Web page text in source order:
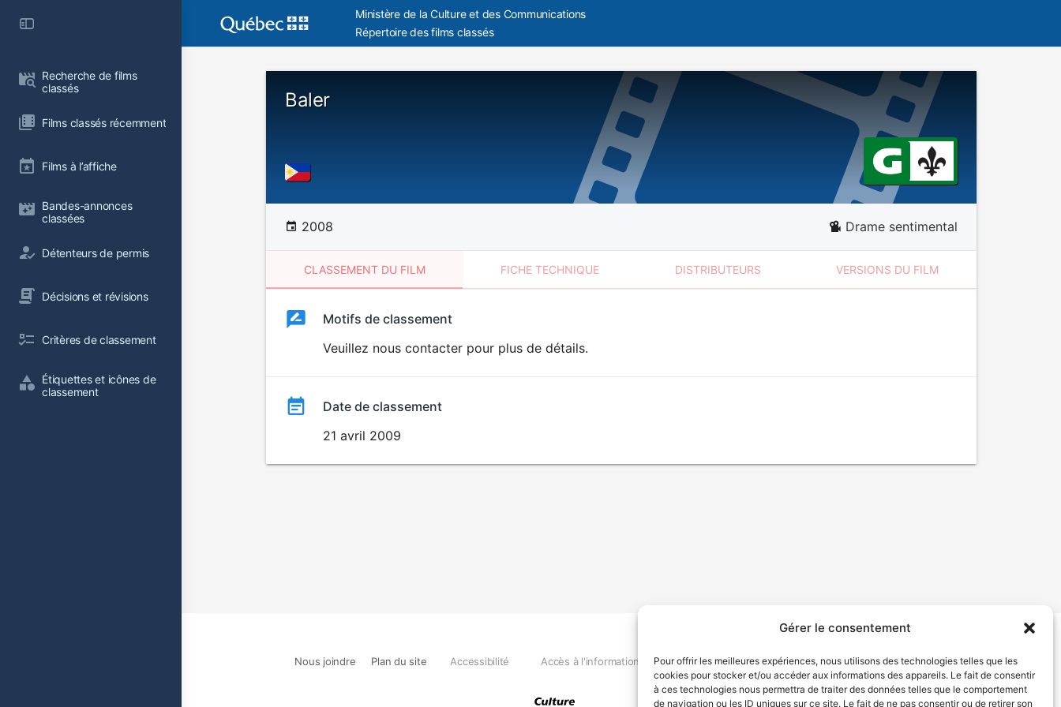
Gérer le consentement
Pour offrir les meilleures expériences, nous utilisons des technologies telles que les
cookies pour stocker et/ou accéder aux informations des appareils. Le fait de consentir
à ces technologies nous permettra de traiter des données telles que le comportement
de navigation ou les ID uniques sur ce site. Le fait de ne pas consentir ou de retirer son
Recherche de films
classés
Films classés récemment
Films à l’affiche
Bandes-annonces
classées
Détenteurs de permis
Décisions et révisions
Critères de classement
Étiquettes et icônes de
classement
Ministère de la Culture et des Communications
Répertoire des films classés
Baler
2008 Drame sentimental
CLASSEMENT DU FILM FICHE TECHNIQUE DISTRIBUTEURS VERSIONS DU FILM
ClassementClassement
Motifs de classement
Veuillez nous contacter pour plus de détails.
Date de classement
21 avril 2009
Nous joindre Plan du site Accessibilité Accès à l'information Déclaration de services Politique de confidentialité